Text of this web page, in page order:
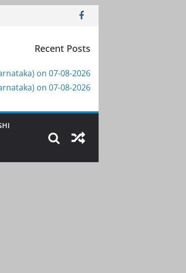
Recent Posts
on 07-08-2026
on 07-08-2026